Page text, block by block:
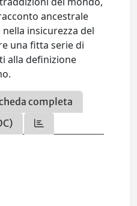
ancestrale
insicurezza del
una fitta serie di
alla definizione
completa